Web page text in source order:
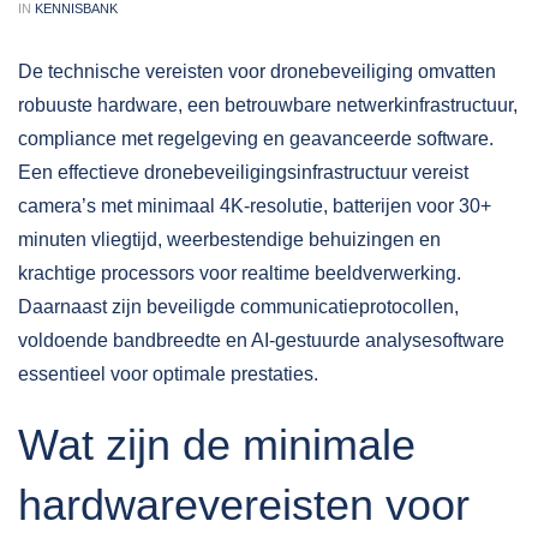
IN KENNISBANK
De technische vereisten voor dronebeveiliging omvatten
robuuste hardware, een betrouwbare netwerkinfrastructuur,
compliance met regelgeving en geavanceerde software.
Een effectieve dronebeveiligingsinfrastructuur vereist
camera’s met minimaal 4K-resolutie, batterijen voor 30+
minuten vliegtijd, weerbestendige behuizingen en
krachtige processors voor realtime beeldverwerking.
Daarnaast zijn beveiligde communicatieprotocollen,
voldoende bandbreedte en AI-gestuurde analysesoftware
essentieel voor optimale prestaties.
Wat zijn de minimale
hardwarevereisten voor